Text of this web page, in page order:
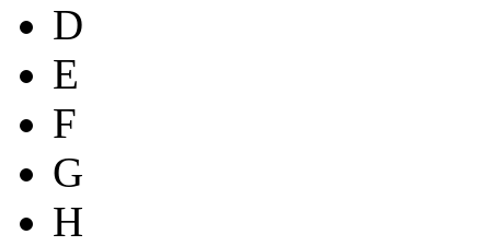
D
E
F
G
H